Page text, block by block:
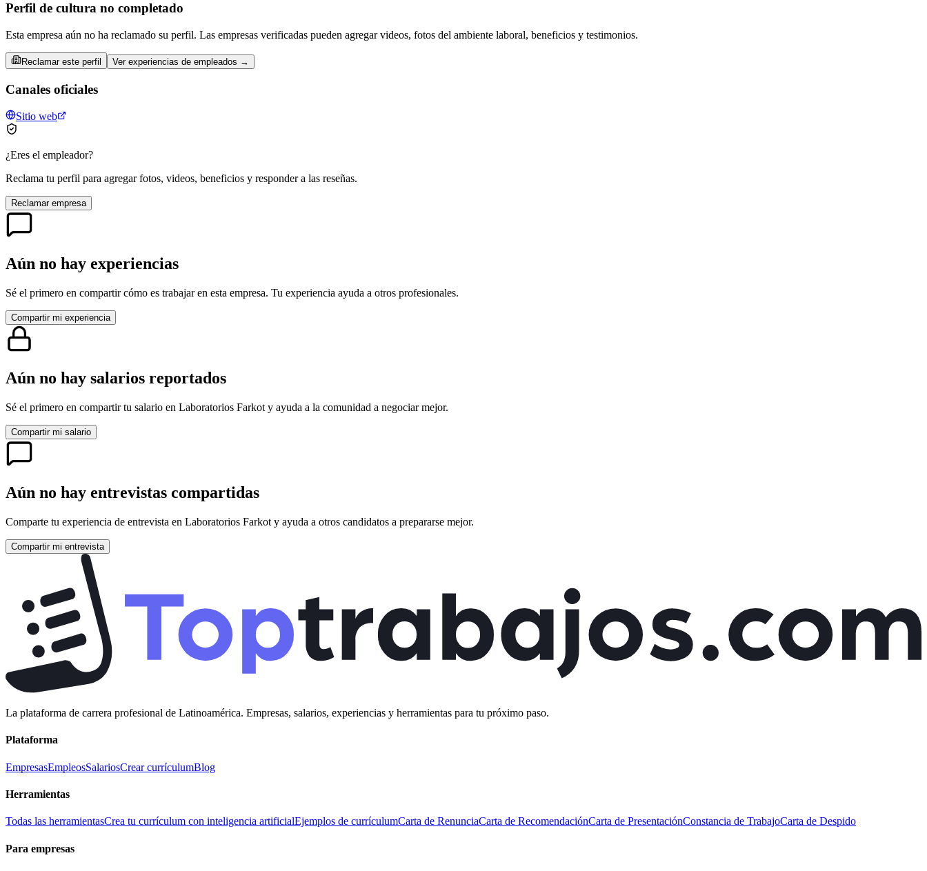
Perfil de cultura no completado
Esta empresa aún no ha reclamado su perfil. Las empresas verificadas pueden agregar videos, fotos del ambiente laboral, beneficios y testimonios.
Reclamar este perfil Ver experiencias de empleados →
Canales oficiales
Sitio web
¿Eres el empleador?
Reclama tu perfil para agregar fotos, videos, beneficios y responder a las reseñas.
Reclamar empresa
Aún no hay experiencias
Sé el primero en compartir cómo es trabajar en esta empresa. Tu experiencia ayuda a otros profesionales.
Compartir mi experiencia
Aún no hay salarios reportados
Sé el primero en compartir tu salario en Laboratorios Farkot y ayuda a la comunidad a negociar mejor.
Compartir mi salario
Aún no hay entrevistas compartidas
Comparte tu experiencia de entrevista en Laboratorios Farkot y ayuda a otros candidatos a prepararse mejor.
Compartir mi entrevista
La plataforma de carrera profesional de Latinoamérica. Empresas, salarios, experiencias y herramientas para tu próximo paso.
Plataforma
EmpresasEmpleosSalariosCrear currículumBlog
Herramientas
Todas las herramientasCrea tu currículum con inteligencia artificialEjemplos de currículumCarta de RenunciaCarta de RecomendaciónCarta de PresentaciónConstancia de TrabajoCarta de Despido
Para empresas